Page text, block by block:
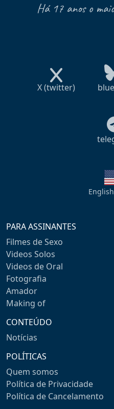
Há 17 anos o
X (twitter)
PARA ASSINANTES
Filmes de Sexo
Videos Solos
Videos de Oral
Fotografia
Amador
Making of
CONTEÚDO
Notícias
POLÍTICAS
Quem somos
Política de Privacidade
Política de Cancelamento